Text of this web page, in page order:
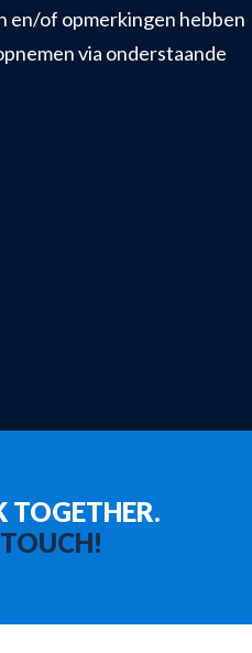
en/of opmerkingen hebben
via onderstaande
TOGETHER.